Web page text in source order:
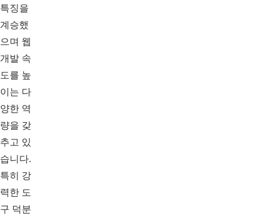
특징을
계승했
으며 웹
개발 속
도를 높
이는 다
양한 역
량을 갖
추고 있
습니다.
특히 강
력한 도
구 덕분